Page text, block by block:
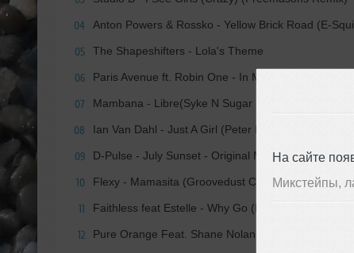
На сайте
Микстейпы,
04 Anton Powers & Rossko - Yellow Brick Road (E-
05 The Shapeshifters - Lola's Theme
06 Paris Avenue ft. Robin One - In My Mind (Extended
07 Mambana - Libre(Syke N Sugar RMX)
08 Ian Van Dahl - Just A Girl (Peter Luts Remix)
09 D-Pulse - July Sunset - Original Mix
10 Flexy - Mamasita (Groovedust Club Mix)
11 Faithless feat Estelle - Why Go (Hoxton Whores Su-
12 Pure Orange Feat. Shane Nolan - Feel Alive